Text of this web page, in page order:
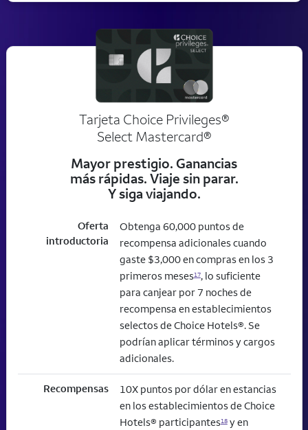
Tarjeta Choice Privileges®
Select Mastercard®
Mayor prestigio. Ganancias
más rápidas. Viaje sin parar.
Y siga viajando.
Oferta
introductoria
Obtenga 60,000 puntos de
recompensa adicionales cuando
gaste $3,000 en compras en los 3
primeros meses17, lo suficiente
para canjear por 7 noches de
recompensa en establecimientos
selectos de Choice Hotels®. Se
podrían aplicar términos y cargos
adicionales.
Recompensas
10X puntos por dólar en estancias
en los establecimientos de Choice
Hotels® participantes18y en